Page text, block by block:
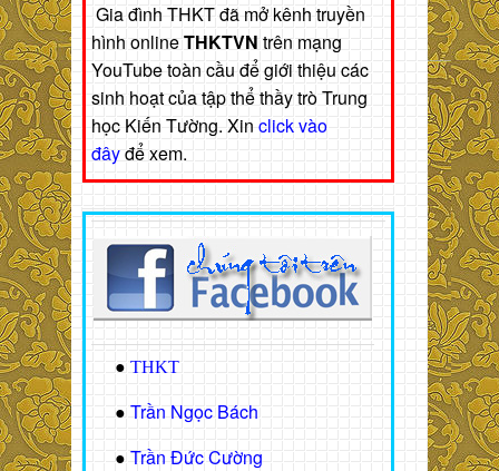
Gia đình THKT đã mở kênh truyền
hình onlineTHKTVN trên mạng
YouTube toàn cầu để giới thiệu các
sinh hoạt của tập thể thầy trò Trung
học Kiến Tường. Xin click vào
đâyđể xem.
● THKT
● Trần Ngọc Bách
● Trần Đức Cường